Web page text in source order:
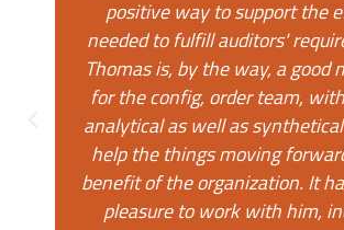
Freelancer